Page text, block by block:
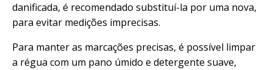
danificada, é recomendado substituí-la por uma nova,
para evitar medições imprecisas.
Para manter as marcações precisas, é possível limpar
a régua com um pano úmido e detergente suave,